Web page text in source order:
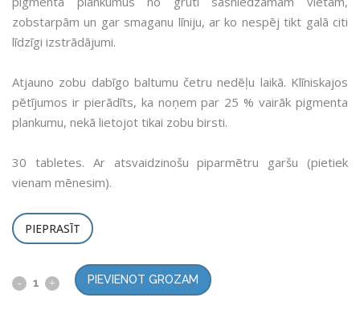
zobstarpām un gar smaganu līniju, ar ko nespēj tikt galā citi
līdzīgi izstrādājumi.
Atjauno zobu dabīgo baltumu četru nedēļu laikā. Klīniskajos
pētījumos ir pierādīts, ka noņem par 25 % vairāk pigmenta
plankumu, nekā lietojot tikai zobu birsti.
30 tabletes. Ar atsvaidzinošu piparmētru garšu (pietiek
vienam mēnesim).
PIEPRASĪT
PIEVIENOT GROZAM